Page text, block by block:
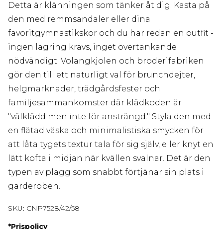
Detta är klänningen som tänker åt dig. Kasta på
den med remmsandaler eller dina
favoritgymnastikskor och du har redan en outfit -
ingen lagring krävs, inget övertänkande
nödvändigt. Volangkjolen och broderifabriken
gör den till ett naturligt val för brunchdejter,
helgmarknader, trädgårdsfester och
familjesammankomster där klädkoden är
"välklädd men inte för ansträngd." Styla den med
en flätad väska och minimalistiska smycken för
att låta tygets textur tala för sig själv, eller knyt en
lätt kofta i midjan när kvällen svalnar. Det är den
typen av plagg som snabbt förtjänar sin plats i
garderoben.
SKU: CNP7528/42/58
*Prispolicy